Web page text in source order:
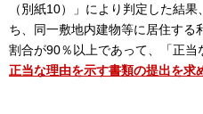
（別紙10）」により判定した結
ち、同一敷地内建物等に居住する
割合が90％以上であって、「正当
正当な理由を示す書類の提出を求